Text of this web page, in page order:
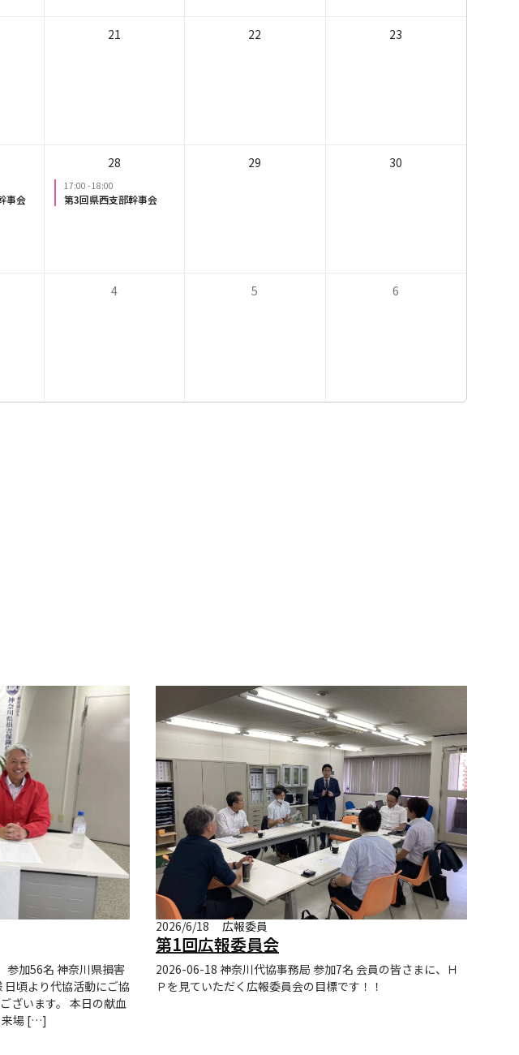
21 22 23
事会
28
17:00 -18:00
第3回県西支部幹事会
29 30
4 5 6
加56名 神奈川県損害
頃より代協活動にご協
ざいます。 本日の献血
来場 […]
2026/6/18 広報委員
第1回広報委員会
2026-06-18 神奈川代協事務局 参加7名 会員の皆さまに、Ｈ
Ｐを見ていただく広報委員会の目標です！！